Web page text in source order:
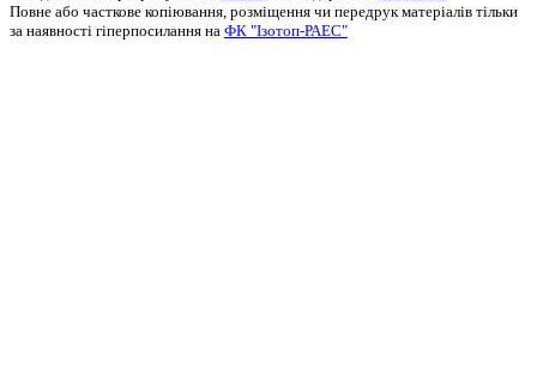
Повне або часткове копіювання, розміщення чи передрук матеріалів тільки
за наявності гіперпосилання на ФК "Ізотоп-РАЕС"